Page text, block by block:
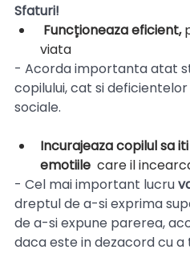
Sfaturi!
Funcționeaza eficient,
viata
- Acorda importanta atat
copilului, cat si
sociale.
Incurajeaza copilul sa
emotiile care il
- Cel mai important lucru
dreptul de a-si exprima
de a-si expune parerea,
daca este in dezacord cu a